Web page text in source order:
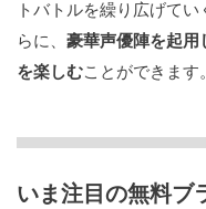
トバトルを繰り広げてい
らに、 豪華声優陣を起用
を楽しむことができます。
いま注目の無料ブ